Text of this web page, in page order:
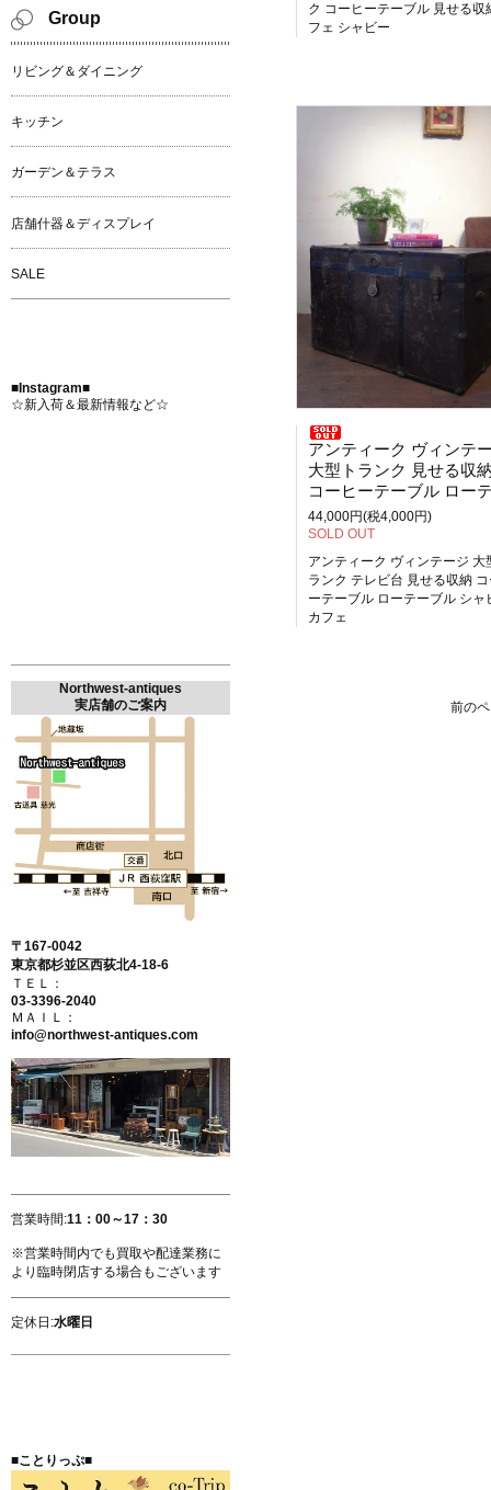
ク コーヒーテーブル 見せる収
フェ シャビー
アンティーク ヴィンテ
大型トランク 見せる収納 テレビ
コーヒーテーブル ローテーブル シャビ
44,000円(税4,000円)
SOLD OUT
アンティーク ヴィンテージ 大
ランク テレビ台 見せる収納
ーテーブル ローテーブル シャ
カフェ
前の
Group
リビング＆ダイニング
キッチン
ガーデン＆テラス
店舗什器＆ディスプレイ
SALE
■Instagram■
☆新入荷＆最新情報など☆
Northwest-antiques
実店舗のご案内
〒167-0042
東京都杉並区西荻北4-18-6
ＴＥＬ：
03-3396-2040
ＭＡＩＬ：
info@northwest-antiques.com
営業時間:11：00～17：30
※営業時間内でも買取や配達業務に
より臨時閉店する場合もございます
定休日:水曜日
■ことりっぷ■